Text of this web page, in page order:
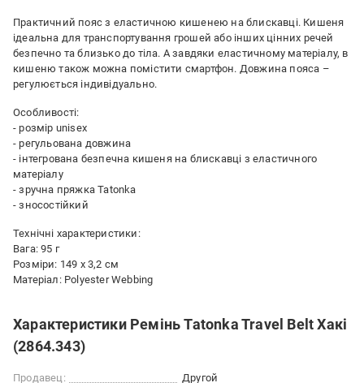
Практичний пояс з еластичною кишенею на блискавці. Кишеня
ідеальна для транспортування грошей або інших цінних речей
безпечно та близько до тіла. А завдяки еластичному матеріалу, в
кишеню також можна помістити смартфон. Довжина пояса –
регулюється індивідуально.
Особливості:
- розмір unisex
- регульована довжина
- інтегрована безпечна кишеня на блискавці з еластичного
матеріалу
- зручна пряжка Tatonka
- зносостійкий
Технічні характеристики:
Вага: 95 г
Розміри: 149 х 3,2 см
Матеріал: Polyester Webbing
Характеристики Ремінь Tatonka Travel Belt Хакі
(2864.343)
Продавец: Другой